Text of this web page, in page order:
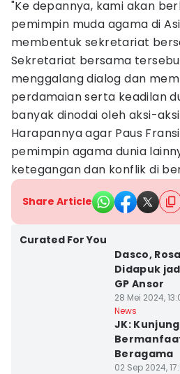
"Ke depannya, kami akan
pemimpin muda agama di
membentuk sekretariat
Sekretariat bersama
menggalang dialog dan
perdamaian serta keadilan
banyak dinodai oleh aksi-
Harapannya agar Paus
pemimpin agama dunia
ketegangan dan konflik di
Share Article
Curated For You
Dasco,
Didapuk
GP Ansor
28 Mei 2024,
News
JK:
Beragama
02 Sep 2024,